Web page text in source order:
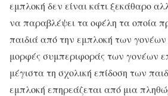
εμπλοκή δεν είναι κάτι ξεκάθαρο
να παραβλέψει τα οφέλη τα οποία
παιδιά από την εμπλοκή των γονέων
μορφές συμπεριφοράς των γονέων
μέγιστα τη σχολική επίδοση των
εμπλοκή επηρεάζεται από μια